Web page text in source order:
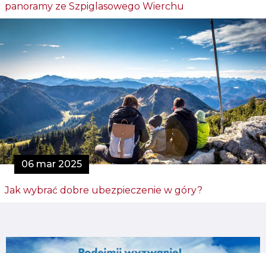
panoramy ze Szpiglasowego Wierchu
06 mar 2025
Jak wybrać dobre ubezpieczenie w góry?